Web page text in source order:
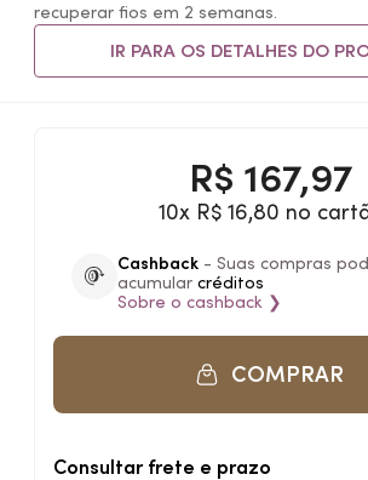
recuperar fios em 2 semanas.
IR PARA OS DETALHES DO
R$ 167,97
10x R$ 16,80 no
Cashback - Suas compras
acumular créditos
Sobre o cashback ❯
COMPRAR
Consultar frete e prazo